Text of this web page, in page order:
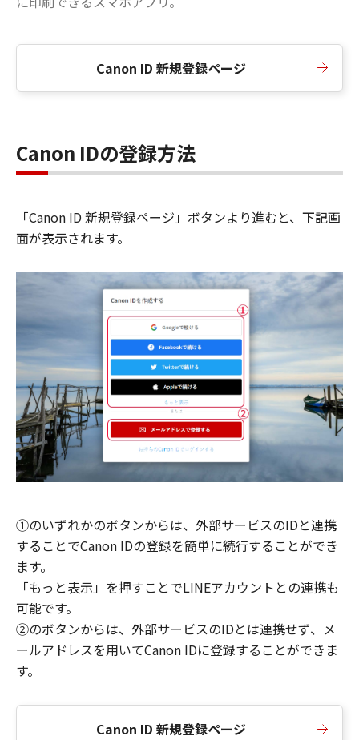
Canon ID 新規登録ページ
Canon IDの登録方法
「Canon ID 新規登録ページ」ボタンより進むと、下記画
面が表示されます。
①のいずれかのボタンからは、外部サービスのIDと連携
することでCanon IDの登録を簡単に続行することができ
ます。
「もっと表示」を押すことでLINEアカウントとの連携も
可能です。
②のボタンからは、外部サービスのIDとは連携せず、メ
ールアドレスを用いてCanon IDに登録することができま
す。
Canon ID 新規登録ページ